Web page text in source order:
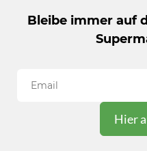
Bleibe immer auf